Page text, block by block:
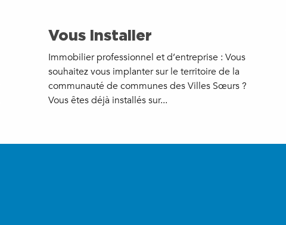
Vous installer
Immobilier professionnel et d’entreprise : Vous
souhaitez vous implanter sur le territoire de la
communauté de communes des Villes Sœurs ?
Vous êtes déjà installés sur...